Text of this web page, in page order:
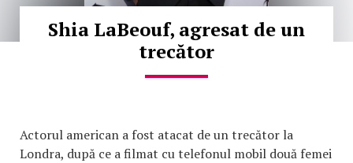
Shia LaBeouf, agresat de un
trecător
Actorul american a fost atacat de un trecător la
Londra, după ce a filmat cu telefonul mobil două femei